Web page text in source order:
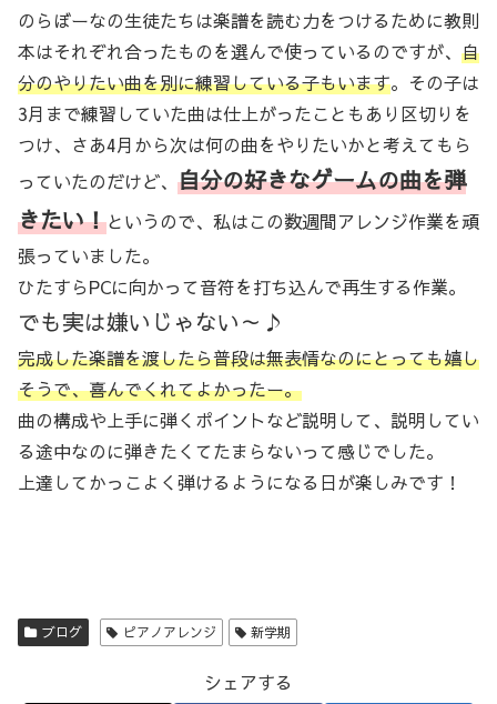
のらぼーなの生徒たちは楽譜を読む力をつけるために教則
本はそれぞれ合ったものを選んで使っているのですが、 自
分のやりたい曲を別に練習している子もいます。その子は
3月まで練習していた曲は仕上がったこともあり区切りを
つけ、さあ4月から次は何の曲をやりたいかと考えてもら
っていたのだけど、 自分の好きなゲームの曲を弾
きたい！というので、私はこの数週間アレンジ作業を頑
張っていました。
ひたすらPCに向かって音符を打ち込んで再生する作業。
でも実は嫌いじゃない～♪
完成した楽譜を渡したら普段は無表情なのにとっても嬉し
そうで、喜んでくれてよかったー。
曲の構成や上手に弾くポイントなど説明して、説明してい
る途中なのに弾きたくてたまらないって感じでした。
上達してかっこよく弾けるようになる日が楽しみです！
ブログ ピアノアレンジ 新学期
シェアする